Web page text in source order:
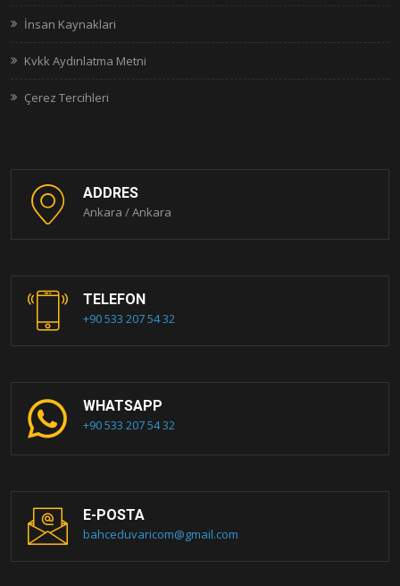
İnsan Kaynaklari
Kvkk Aydınlatma Metni
Çerez Tercihleri
ADDRES
Ankara / Ankara
TELEFON
+90 533 207 54 32
WHATSAPP
+90 533 207 54 32
E-POSTA
bahceduvaricom@gmail.com